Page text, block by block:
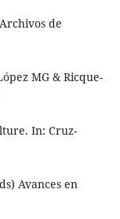
de
MG & Ricque-
In: Cruz-
Avances en